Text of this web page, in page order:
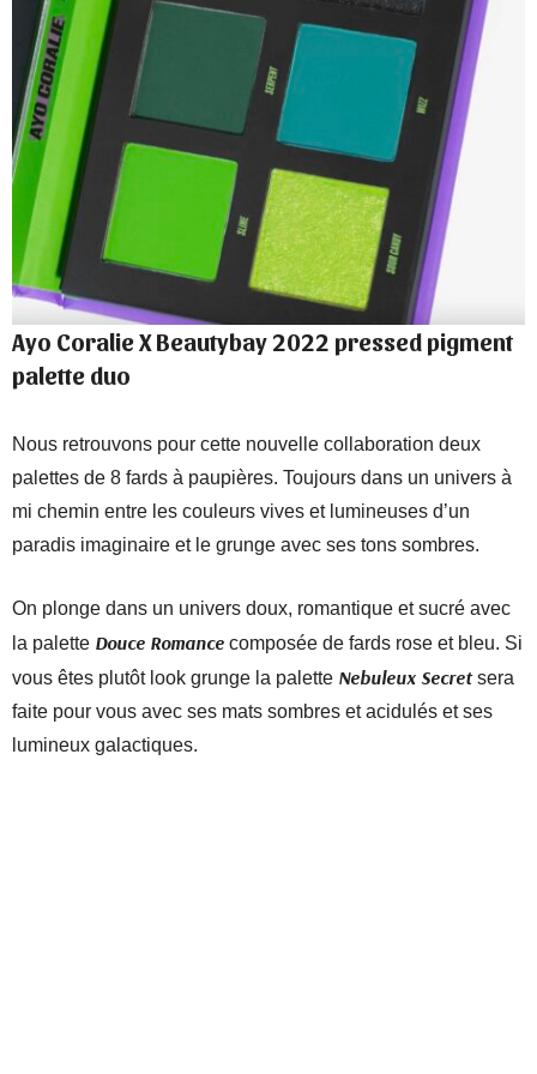
Ayo Coralie X Beautybay 2022 pressed pigment
palette duo
Nous retrouvons pour cette nouvelle collaboration deux
palettes de 8 fards à paupières. Toujours dans un univers à
mi chemin entre les couleurs vives et lumineuses d’un
paradis imaginaire et le grunge avec ses tons sombres.
On plonge dans un univers doux, romantique et sucré avec
la palette Douce Romance composée de fards rose et bleu. Si
vous êtes plutôt look grunge la palette Nebuleux Secretsera
faite pour vous avec ses mats sombres et acidulés et ses
lumineux galactiques.